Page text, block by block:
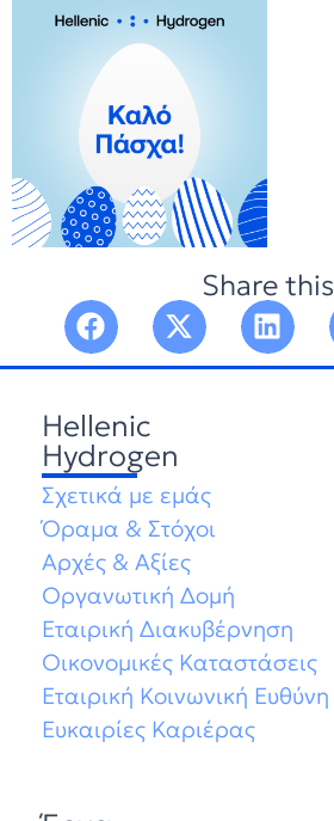
Share this
Hellenic
Hydrogen
Σχετικά με εμάς
Όραμα & Στόχοι
Αρχές & Αξίες
Οργανωτική Δομή
Εταιρική Διακυβέρνηση
Οικονομικές Καταστάσεις
Εταιρική Κοινωνική Ευθύνη
Ευκαιρίες Καριέρας